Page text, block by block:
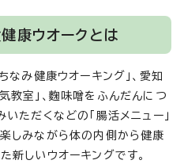
康ウオークとは
なみ健康ウオーキング」、愛知
教室」、麴味噌をふんだんにつ
いただくなどの「腸活メニュー」
しみながら体の内側から健康
新しいウオーキングです。